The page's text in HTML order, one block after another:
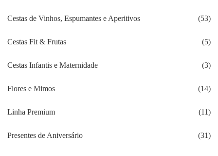
Cestas de Vinhos, Espumantes e Aperitivos (53)
Cestas Fit & Frutas (5)
Cestas Infantis e Maternidade (3)
Flores e Mimos (14)
Linha Premium (11)
Presentes de Aniversário (31)